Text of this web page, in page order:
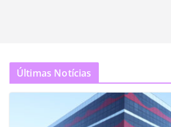
Últimas Notícias